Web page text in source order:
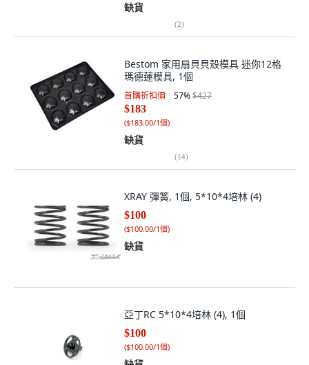
缺貨
(2)
Bestom 家用扇貝貝殼模具 迷你12格
瑪德蓮模具, 1個
首購折扣價 57%$427
$183
($183.00/1個)
缺貨
(14)
XRAY 彈簧, 1個, 5*10*4培林 (4)
$100
($100.00/1個)
缺貨
亞丁RC 5*10*4培林 (4), 1個
$100
($100.00/1個)